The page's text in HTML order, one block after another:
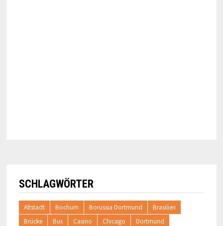
SCHLAGWÖRTER
Altstadt Bochum Borussia Dortmund
Brasilien
Brücke
Bus Casino Chicago
Dortmund